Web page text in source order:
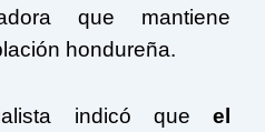
que mantiene
hondureña.
indicó que el